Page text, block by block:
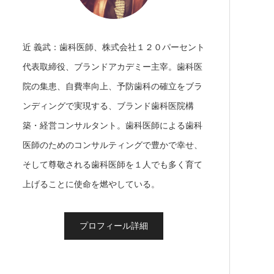
近 義武：歯科医師、株式会社１２０パーセント
代表取締役、ブランドアカデミー主宰。歯科医
院の集患、自費率向上、予防歯科の確立をブラ
ンディングで実現する、ブランド歯科医院構
築・経営コンサルタント。歯科医師による歯科
医師のためのコンサルティングで豊かで幸せ、
そして尊敬される歯科医師を１人でも多く育て
上げることに使命を燃やしている。
プロフィール詳細